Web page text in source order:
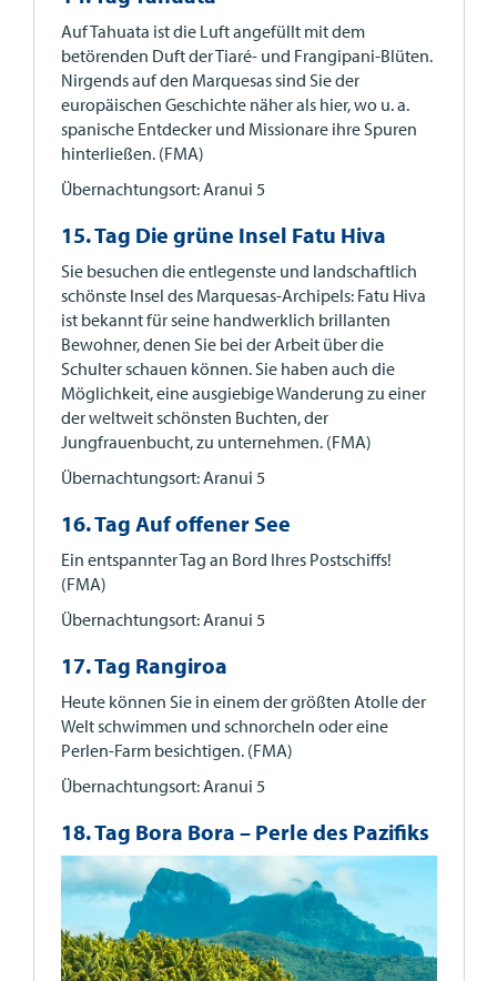
Auf Tahuata ist die Luft angefüllt mit dem
betörenden Duft der Tiaré- und Frangipani-Blüten.
Nirgends auf den Marquesas sind Sie der
europäischen Geschichte näher als hier, wo u. a.
spanische Entdecker und Missionare ihre Spuren
hinterließen. (FMA)
Übernachtungsort: Aranui 5
15. Tag Die grüne Insel Fatu Hiva
Sie besuchen die entlegenste und landschaftlich
schönste Insel des Marquesas-Archipels: Fatu Hiva
ist bekannt für seine handwerklich brillanten
Bewohner, denen Sie bei der Arbeit über die
Schulter schauen können. Sie haben auch die
Möglichkeit, eine ausgiebige Wanderung zu einer
der weltweit schönsten Buchten, der
Jungfrauenbucht, zu unternehmen. (FMA)
Übernachtungsort: Aranui 5
16. Tag Auf offener See
Ein entspannter Tag an Bord Ihres Postschiffs!
(FMA)
Übernachtungsort: Aranui 5
17. Tag Rangiroa
Heute können Sie in einem der größten Atolle der
Welt schwimmen und schnorcheln oder eine
Perlen-Farm besichtigen. (FMA)
Übernachtungsort: Aranui 5
18. Tag Bora Bora – Perle des Pazifiks